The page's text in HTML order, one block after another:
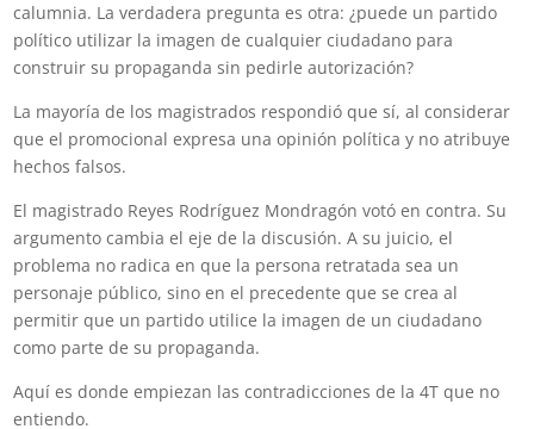
calumnia. La verdadera pregunta es otra: ¿puede un partido
político utilizar la imagen de cualquier ciudadano para
construir su propaganda sin pedirle autorización?
La mayoría de los magistrados respondió que sí, al considerar
que el promocional expresa una opinión política y no atribuye
hechos falsos.
El magistrado Reyes Rodríguez Mondragón votó en contra. Su
argumento cambia el eje de la discusión. A su juicio, el
problema no radica en que la persona retratada sea un
personaje público, sino en el precedente que se crea al
permitir que un partido utilice la imagen de un ciudadano
como parte de su propaganda.
Aquí es donde empiezan las contradicciones de la 4T que no
entiendo.